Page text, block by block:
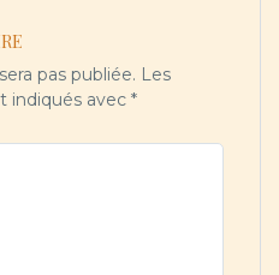
pas publiée. Les
indiqués avec *